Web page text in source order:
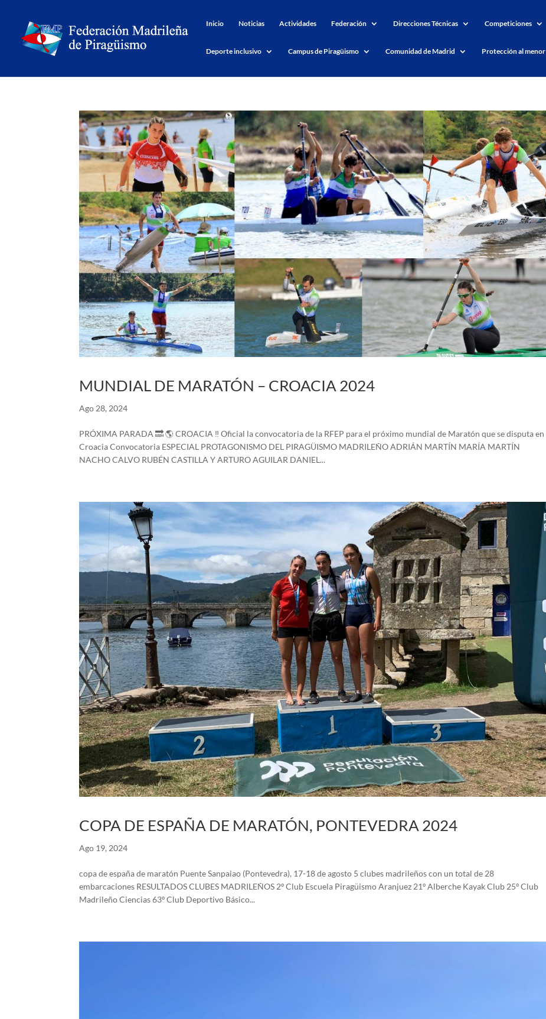
Inicio Noticias Actividades Federación Direcciones Técnicas Competiciones
Deporte inclusivo Campus de Piragüismo Comunidad de Madrid Protección al menor
MUNDIAL DE MARATÓN – CROACIA 2024
Ago 28, 2024
PRÓXIMA PARADA 🔜 🌎 CROACIA ‼️ Oficial la convocatoria de la RFEP para el próximo mundial de Maratón que se disputa en
Croacia Convocatoria ESPECIAL PROTAGONISMO DEL PIRAGÜISMO MADRILEÑO ADRIÁN MARTÍN MARÍA MARTÍN
NACHO CALVO RUBÉN CASTILLA Y ARTURO AGUILAR DANIEL...
COPA DE ESPAÑA DE MARATÓN, PONTEVEDRA 2024
Ago 19, 2024
copa de españa de maratón Puente Sanpaiao (Pontevedra), 17-18 de agosto 5 clubes madrileños con un total de 28
embarcaciones RESULTADOS CLUBES MADRILEÑOS 2º Club Escuela Piragüismo Aranjuez 21º Alberche Kayak Club 25º Club
Madrileño Ciencias 63º Club Deportivo Básico...